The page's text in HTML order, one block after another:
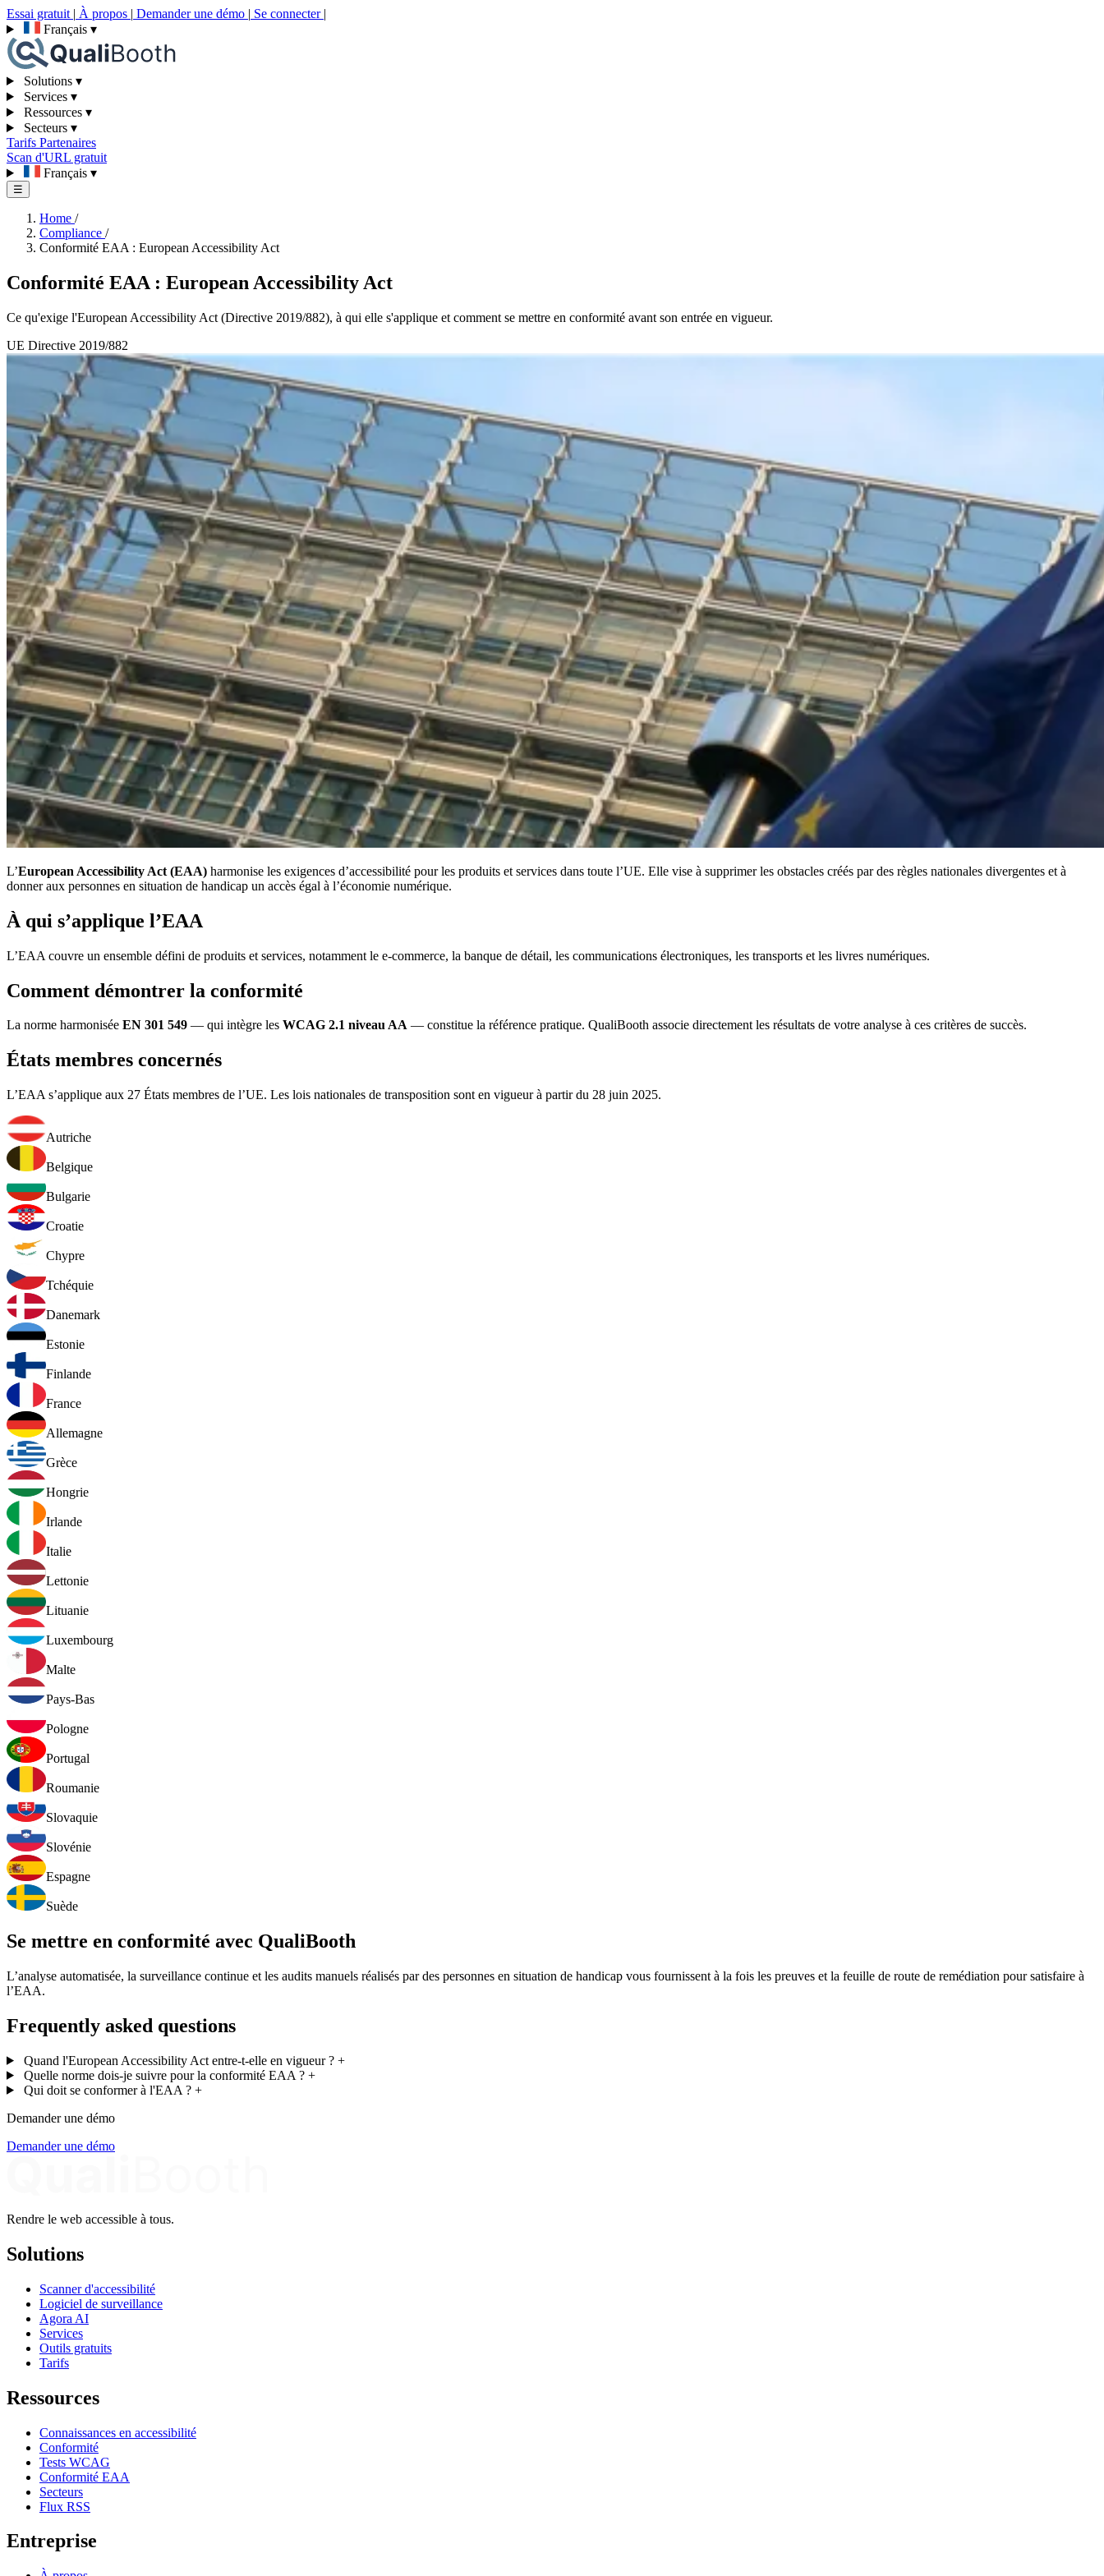
Essai gratuit | À propos | Demander une démo | Se connecter |
Français ▾
Solutions ▾
Services ▾
Ressources ▾
Secteurs ▾
Tarifs Partenaires
Scan d'URL gratuit
Français ▾
☰
Home /
Compliance /
Conformité EAA : European Accessibility Act
Conformité EAA : European Accessibility Act
Ce qu'exige l'European Accessibility Act (Directive 2019/882), à qui elle s'applique et comment se mettre en conformité avant son entrée en vigueur.
UE Directive 2019/882
L’European Accessibility Act (EAA) harmonise les exigences d’accessibilité pour les produits et services dans toute l’UE. Elle vise à supprimer les obstacles créés par des règles nationales divergentes et à
donner aux personnes en situation de handicap un accès égal à l’économie numérique.
À qui s’applique l’EAA
L’EAA couvre un ensemble défini de produits et services, notamment le e-commerce, la banque de détail, les communications électroniques, les transports et les livres numériques.
Comment démontrer la conformité
La norme harmonisée EN 301 549 — qui intègre les WCAG 2.1 niveau AA — constitue la référence pratique. QualiBooth associe directement les résultats de votre analyse à ces critères de succès.
États membres concernés
L’EAA s’applique aux 27 États membres de l’UE. Les lois nationales de transposition sont en vigueur à partir du 28 juin 2025.
Autriche
Belgique
Bulgarie
Croatie
Chypre
Tchéquie
Danemark
Estonie
Finlande
France
Allemagne
Grèce
Hongrie
Irlande
Italie
Lettonie
Lituanie
Luxembourg
Malte
Pays-Bas
Pologne
Portugal
Roumanie
Slovaquie
Slovénie
Espagne
Suède
Se mettre en conformité avec QualiBooth
L’analyse automatisée, la surveillance continue et les audits manuels réalisés par des personnes en situation de handicap vous fournissent à la fois les preuves et la feuille de route de remédiation pour satisfaire à
l’EAA.
Frequently asked questions
Quand l'European Accessibility Act entre-t-elle en vigueur ? +
Quelle norme dois-je suivre pour la conformité EAA ? +
Qui doit se conformer à l'EAA ? +
Demander une démo
Demander une démo
Rendre le web accessible à tous.
Solutions
Scanner d'accessibilité
Logiciel de surveillance
Agora AI
Services
Outils gratuits
Tarifs
Ressources
Connaissances en accessibilité
Conformité
Tests WCAG
Conformité EAA
Secteurs
Flux RSS
Entreprise